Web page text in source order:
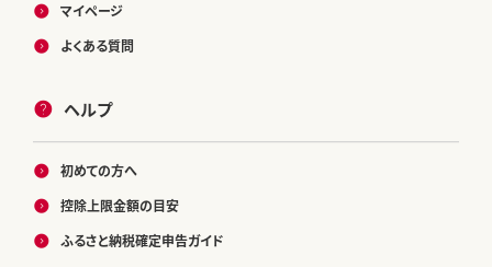
マイページ
よくある質問
ヘルプ
初めての方へ
控除上限金額の目安
ふるさと納税確定申告ガイド